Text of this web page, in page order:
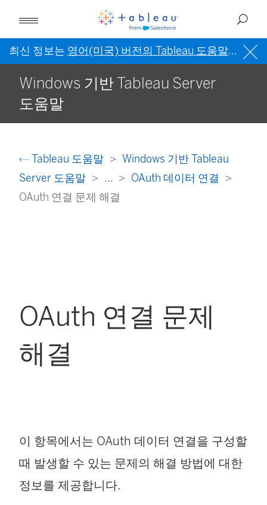
최신 정보는 영어(미국) 버전의 Tableau 도움말을 참조
Windows 기반 Tableau Server
도움말
Tableau 도움말
Windows 기반 Tableau
Server 도움말
...
OAuth 데이터 연결
OAuth 연결 문제 해결
OAuth 연결 문제
해결
이 항목에서는 OAuth 데이터 연결을 구성할
때 발생할 수 있는 문제의 해결 방법에 대한
정보를 제공합니다.